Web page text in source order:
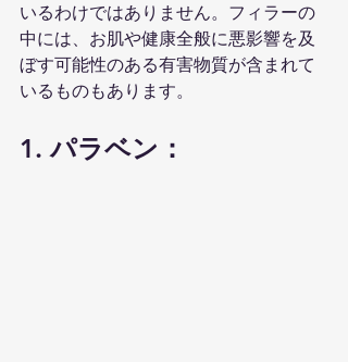
いるわけではありません。フィラーの
中には、お肌や健康全般に悪影響を及
ぼす可能性のある有害物質が含まれて
いるものもあります。
1. パラベン：